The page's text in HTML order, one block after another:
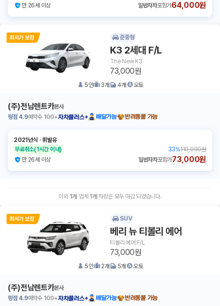
만 26세 이상
일반자차포함가64,000원
준중형
K3 2세대 F/L
The New K3
73,000원
5인 3개 4개 오토
(주)전남렌트카본사
평점 4.9예약수 100+자차플러스+ 배달가능 반려동물 가능
2021년식 ㆍ휘발유
무료취소(1시간 이내) 33%110,000원
만 26세 이상
일반자차포함가73,000원
이외 1개 업체 1 개 차량은 모두 마감 되었습니다.
SUV
베리 뉴 티볼리 에어
티볼리 에어 F/L
73,000원
5인 2개 5개 오토
(주)전남렌트카본사
평점 4.9예약수 100+자차플러스+ 배달가능 반려동물 가능